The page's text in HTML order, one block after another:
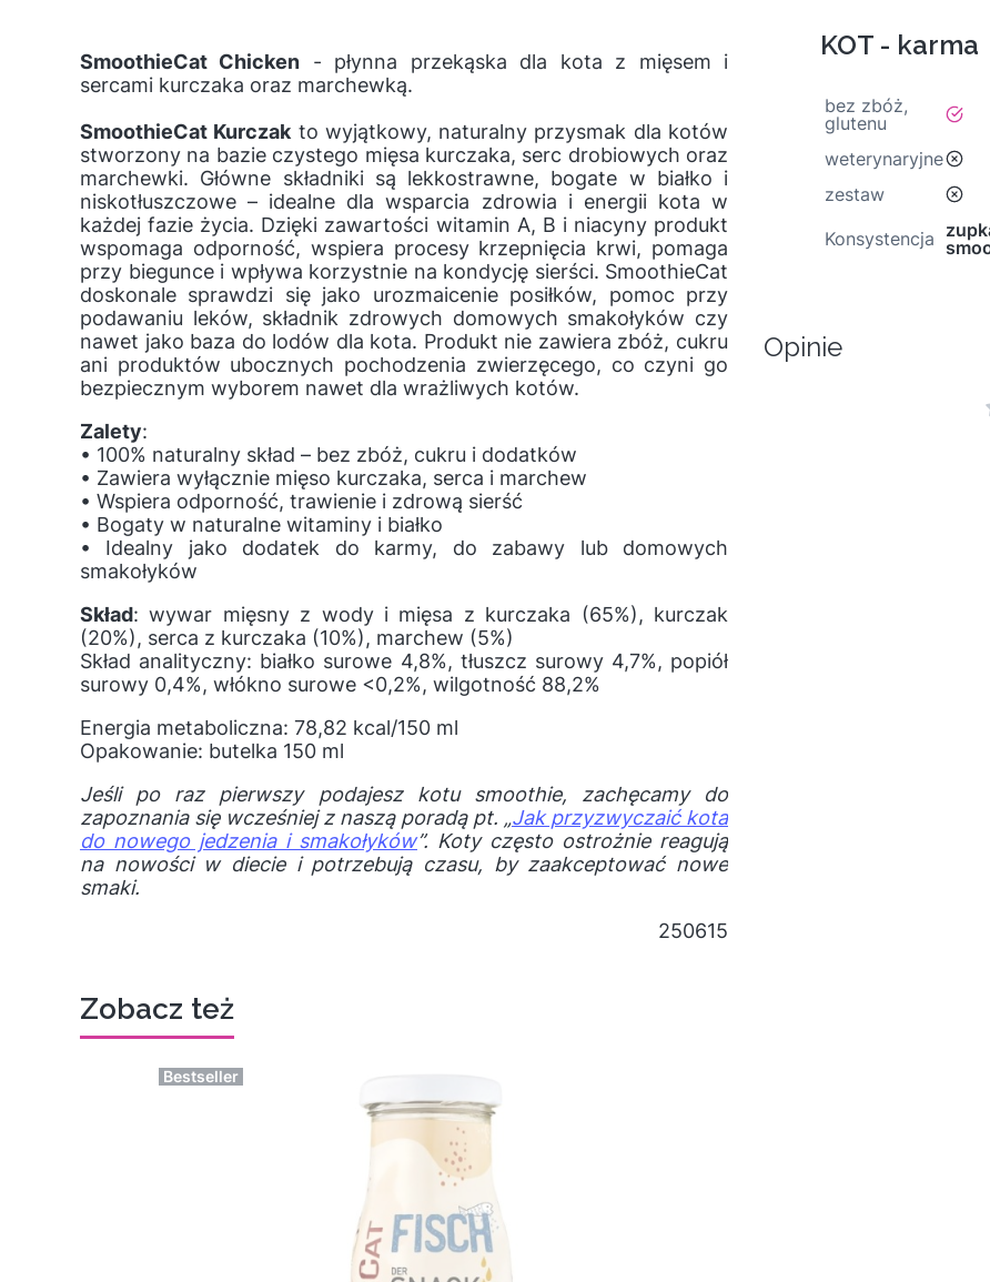
SmoothieCat Chicken - płynna przekąska dla kota z mięsem i
sercami kurczaka oraz marchewką.
SmoothieCat Kurczak to wyjątkowy, naturalny przysmak dla kotów
stworzony na bazie czystego mięsa kurczaka, serc drobiowych oraz
marchewki. Główne składniki są lekkostrawne, bogate w białko i
niskotłuszczowe – idealne dla wsparcia zdrowia i energii kota w
każdej fazie życia. Dzięki zawartości witamin A, B i niacyny produkt
wspomaga odporność, wspiera procesy krzepnięcia krwi, pomaga
przy biegunce i wpływa korzystnie na kondycję sierści. SmoothieCat
doskonale sprawdzi się jako urozmaicenie posiłków, pomoc przy
podawaniu leków, składnik zdrowych domowych smakołyków czy
nawet jako baza do lodów dla kota. Produkt nie zawiera zbóż, cukru
ani produktów ubocznych pochodzenia zwierzęcego, co czyni go
bezpiecznym wyborem nawet dla wrażliwych kotów.
Zalety:
• 100% naturalny skład – bez zbóż, cukru i dodatków
• Zawiera wyłącznie mięso kurczaka, serca i marchew
• Wspiera odporność, trawienie i zdrową sierść
• Bogaty w naturalne witaminy i białko
• Idealny jako dodatek do karmy, do zabawy lub domowych
smakołyków
Skład: wywar mięsny z wody i mięsa z kurczaka (65%), kurczak
(20%), serca z kurczaka (10%), marchew (5%)
Skład analityczny: białko surowe 4,8%, tłuszcz surowy 4,7%, popiół
surowy 0,4%, włókno surowe <0,2%, wilgotność 88,2%
Energia metaboliczna: 78,82 kcal/150 ml
Opakowanie: butelka 150 ml
Jeśli po raz pierwszy podajesz kotu smoothie, zachęcamy do
zapoznania się wcześniej z naszą poradą pt. „Jak przyzwyczaić kota
do nowego jedzenia i smakołyków”. Koty często ostrożnie reagują
na nowości w diecie i potrzebują czasu, by zaakceptować nowe
smaki.
250615
KOT - karma
bez zbóż,
glutenu
tak
weterynaryjnenie
zestaw
nie
Konsystencja
Opinie
Zobacz też
Bestseller